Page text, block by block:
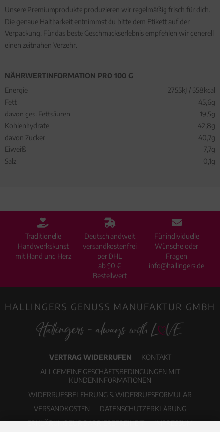
Unsere Premiumprodukte produzieren wir regelmäßig frisch für dich.
Die genaue Haltbarkeit entnimmst du bitte dem Etikett auf der
Verpackung. Für das beste Geschmackserlebnis empfehlen wir generell
einen zeitnahen Verzehr.
NÄHRWERTINFORMATION PRO 100 G
Energie
2755kJ / 658kcal
Fett
45,6g
davon ges. Fettsäuren
19,5g
Kohlenhydrate
42,8g
davon Zucker
40,7g
Eiweiß
7,7g
Salz
0,1g
Traditionelle
Handwerkskunst
mit Hand und Herz
Deutschlandweit
versandkostenfrei
per DHL
ab 90 €
Bestellwert
Für individuelle
Wünsche oder
Fragen
info@hallingers.de
HALLINGERS GENUSS MANUFAKTUR GMBH
VERTRAG WIDERRUFEN
KONTAKT
ALLGEMEINE GESCHÄFTSBEDINGUNGEN MIT
KUNDENINFORMATIONEN
WIDERRUFSBELEHRUNG & WIDERRUFSFORMULAR
VERSANDKOSTEN
DATENSCHUTZERKLÄRUNG
ERKLÄRUNG ZUR BARRIEREFREIHEIT
IMPRESSUM